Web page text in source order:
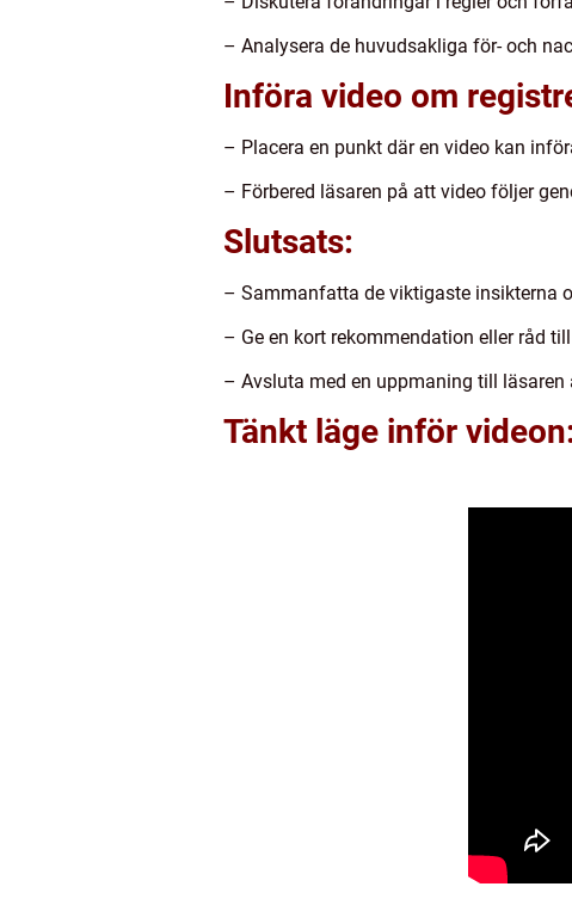
– Analysera de huvudsakliga för- och
Införa video om
– Placera en punkt där en video kan
– Förbered läsaren på att video följer
Slutsats:
– Sammanfatta de viktigaste insikterna
– Ge en kort rekommendation eller råd
– Avsluta med en uppmaning till
Tänkt läge inför